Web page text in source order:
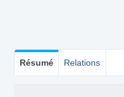
Résumé Relations